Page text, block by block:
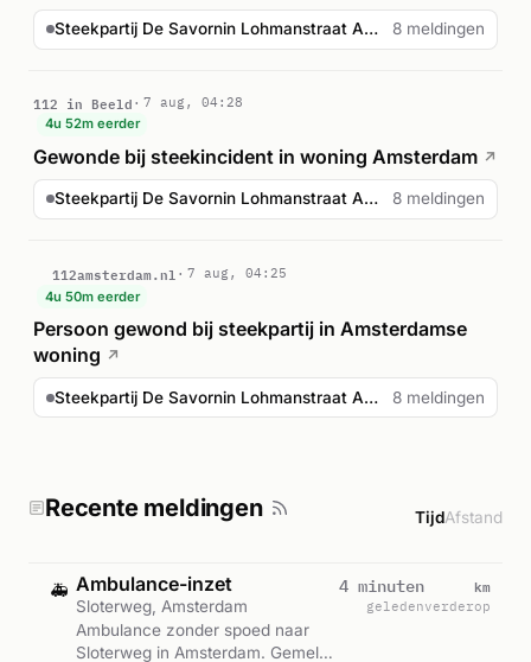
Steekpartij De Savornin Lohmanstraat Amsterdam 8 meldingen
112 in Beeld
7 aug, 04:28
4u 52m eerder
Gewonde bij steekincident in woning Amsterdam ↗
Steekpartij De Savornin Lohmanstraat Amsterdam 8 meldingen
112amsterdam.nl
7 aug, 04:25
4u 50m eerder
Persoon gewond bij steekpartij in Amsterdamse
woning ↗
Steekpartij De Savornin Lohmanstraat Amsterdam 8 meldingen
Recente meldingen TijdAfstand
🚑 Ambulance-inzet
Sloterweg, Amsterdam
Ambulance zonder spoed naar
Sloterweg in Amsterdam. Gemeld
4 minuten
geleden
km
verderop